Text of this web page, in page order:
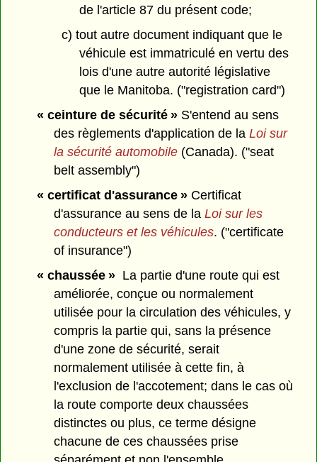
de l'article 87 du présent code;
c) tout autre document indiquant que le
véhicule est immatriculé en vertu des
lois d'une autre autorité législative
que le Manitoba. ("registration card")
« ceinture de sécurité » S'entend au sens
des règlements d'application de laLoi sur
la sécurité automobile (Canada). ("seat
belt assembly")
« certificat d'assurance »Certificat
d'assurance au sens de laLoi sur les
conducteurs et les véhicules. ("certificate
of insurance")
« chaussée »La partie d'une route qui est
améliorée, conçue ou normalement
utilisée pour la circulation des véhicules, y
compris la partie qui, sans la présence
d'une zone de sécurité, serait
normalement utilisée à cette fin, à
l'exclusion de l'accotement; dans le cas où
la route comporte deux chaussées
distinctes ou plus, ce terme désigne
chacune de ces chaussées prise